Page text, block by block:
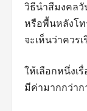
วิธีนำสีมงคลวั
หรือพื้นหลังโท
จะเห็นว่าควร
ให้เลือกหนึ่งเ
มีค่ามากกว่าก